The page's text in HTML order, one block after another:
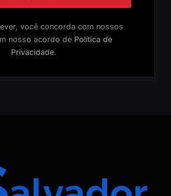
você concorda com nossos
nosso acordo de Política de
Privacidade.